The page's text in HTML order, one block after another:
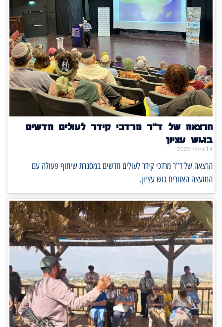
הרצאה של ד"ר מרדכי קידר לעולים חדשים
בגוש עציון
14 ביולי 2026
הרצאה של ד"ר מרדכי קידר לעולים חדשים במסגרת שיתוף פעולה עם
המועצה האזורית גוש עציון.